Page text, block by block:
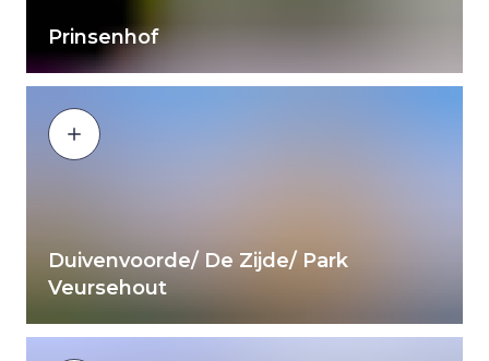
Prinsenhof
Duivenvoorde/ De Zijde/ Park
Veursehout